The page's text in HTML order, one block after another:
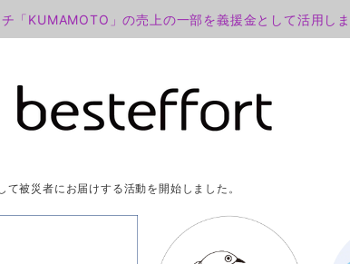
「KUMAMOTO」の売上の一部を義援金として活用し
被災者にお届けする活動を開始しました。